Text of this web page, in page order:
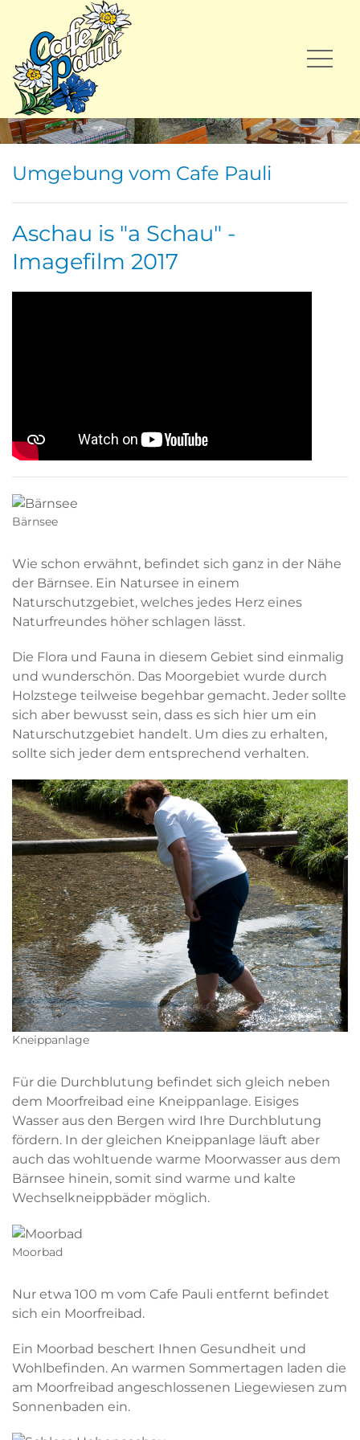
Umgebung vom Cafe Pauli
Aschau is "a Schau" -
Imagefilm 2017
Bärnsee
Wie schon erwähnt, befindet sich ganz in der Nähe
der Bärnsee. Ein Natursee in einem
Naturschutzgebiet, welches jedes Herz eines
Naturfreundes höher schlagen lässt.
Die Flora und Fauna in diesem Gebiet sind einmalig
und wunderschön. Das Moorgebiet wurde durch
Holzstege teilweise begehbar gemacht. Jeder sollte
sich aber bewusst sein, dass es sich hier um ein
Naturschutzgebiet handelt. Um dies zu erhalten,
sollte sich jeder dem entsprechend verhalten.
Kneippanlage
Für die Durchblutung befindet sich gleich neben
dem Moorfreibad eine Kneippanlage. Eisiges
Wasser aus den Bergen wird Ihre Durchblutung
fördern. In der gleichen Kneippanlage läuft aber
auch das wohltuende warme Moorwasser aus dem
Bärnsee hinein, somit sind warme und kalte
Wechselkneippbäder möglich.
Moorbad
Nur etwa 100 m vom Cafe Pauli entfernt befindet
sich ein Moorfreibad.
Ein Moorbad beschert Ihnen Gesundheit und
Wohlbefinden. An warmen Sommertagen laden die
am Moorfreibad angeschlossenen Liegewiesen zum
Sonnenbaden ein.